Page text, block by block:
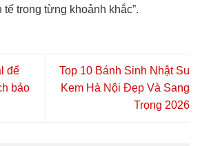
tế trong từng khoảnh khắc”.
để
bảo
Top 10 Bánh Sinh Nhật Su
Kem Hà Nội Đẹp Và Sang
Trọng 2026